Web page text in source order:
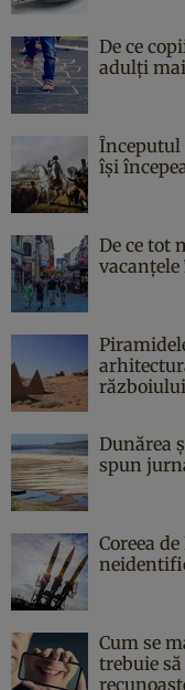
De ce
adulți
Începutul
îşi
De ce tot
vacanțele
Dunărea
spun
Coreea
Cum se
trebuie